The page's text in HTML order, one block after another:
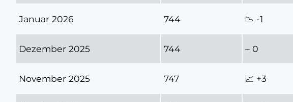
Januar 2026 744 📉 -1
Dezember 2025 744 – 0
November 2025 747 📈 +3